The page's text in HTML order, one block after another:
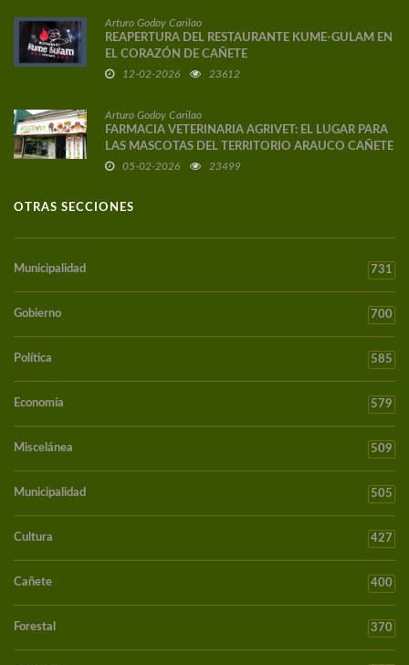
Arturo Godoy Carilao
REAPERTURA DEL RESTAURANTE KUME-GULAM EN
EL CORAZÓN DE CAÑETE
12-02-2026 23612
Arturo Godoy Carilao
FARMACIA VETERINARIA AGRIVET: EL LUGAR PARA
LAS MASCOTAS DEL TERRITORIO ARAUCO CAÑETE
05-02-2026 23499
OTRAS SECCIONES
Municipalidad 731
Gobierno 700
Política 585
Economía 579
Miscelánea 509
Municipalidad 505
Cultura 427
Cañete 400
Forestal 370